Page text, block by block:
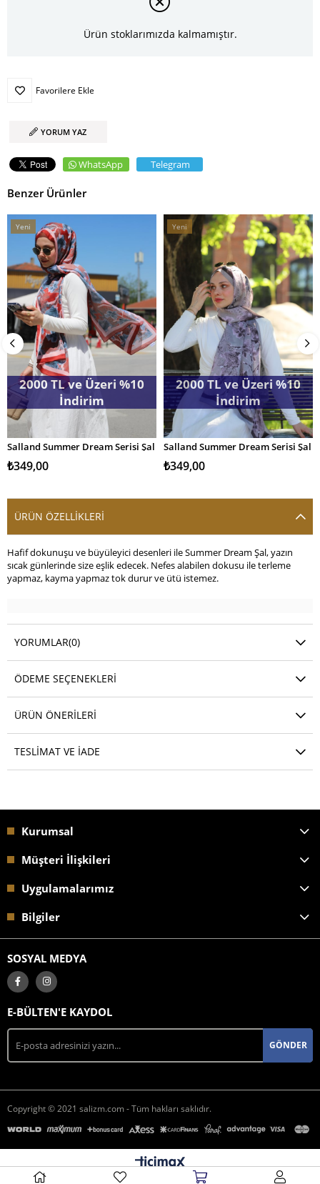
Ürün stoklarımızda kalmamıştır.
Favorilere Ekle
YORUM YAZ
WhatsApp Telegram
Benzer Ürünler
SEPETE EKLE
Yeni
Salland Summer Dream Serisi Şal
2000 TL ve Üzeri %10
İndirim
₺349,00
SEPETE EKLE
Yeni
Ürün
Salland Summer Dream Serisi Şal
2000 TL ve Üzeri %10
İndirim
₺349,00
ÜRÜN ÖZELLIKLERI
Hafif dokunuşu ve büyüleyici desenleri ile Summer Dream Şal, yazın
sıcak günlerinde size eşlik edecek. Nefes alabilen dokusu ile terleme
yapmaz, kayma yapmaz tok durur ve ütü istemez.
YORUMLAR(0)
ÖDEME SEÇENEKLERI
ÜRÜN ÖNERILERI
TESLIMAT VE İADE
Kurumsal
Müşteri İlişkileri
Uygulamalarımız
Bilgiler
SOSYAL MEDYA
E-BÜLTEN'E KAYDOL
GÖNDER
Copyright © 2021 salizm.com - Tüm hakları saklıdır.